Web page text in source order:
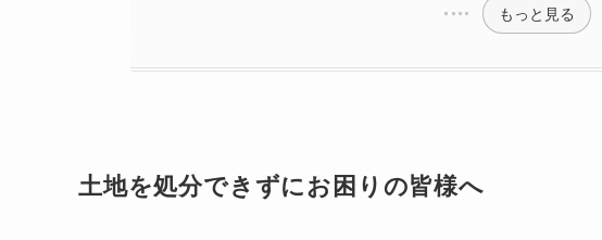
もっと見る
土地を処分できずにお困りの皆様へ